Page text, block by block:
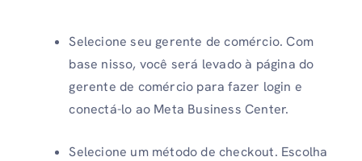
Selecione seu gerente de comércio. Com
base nisso, você será levado à página do
gerente de comércio para fazer login e
conectá-lo ao Meta Business Center.
Selecione um método de checkout. Escolha